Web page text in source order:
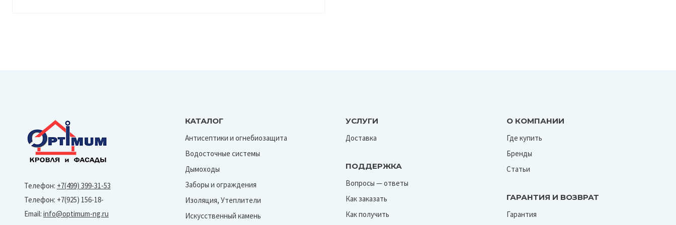
Телефон: +7(499) 399-31-53
Телефон: +7(925) 156-18-
Email: info@optimum-ng.ru
КАТАЛОГ
Антисептики и огнебиозащита
Водосточные системы
Дымоходы
Заборы и ограждения
Изоляция, Утеплители
Искусственный камень
УСЛУГИ
Доставка
ПОДДЕРЖКА
Вопросы — ответы
Как заказать
Как получить
О КОМПАНИИ
Где купить
Бренды
Статьи
ГАРАНТИЯ И ВОЗВРАТ
Гарантия